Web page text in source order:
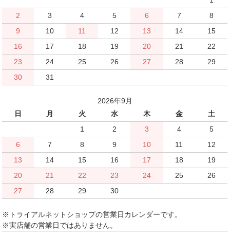
2
3 4 5 6 7
8
9
10 11 12 13 14
15
16
17 18 19 20 21
22
23
24 25 26 27 28
29
30
31
2026年9月
日
月 火 水 木 金
土
1
2 3 4
5
6
7 8 9 10 11
12
13
14 15 16 17 18
19
20
21 22 23 24 25
26
27
28 29 30
※トライアルネットショップの営業日カレンダーです。
※実店舗の営業日ではありません。